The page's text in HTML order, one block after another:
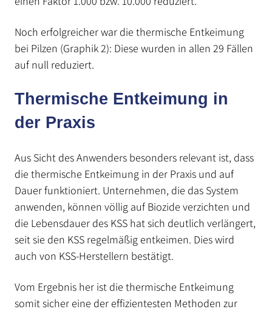
Noch erfolgreicher war die thermische Entkeimung
bei Pilzen (Graphik 2): Diese wurden in allen 29 Fällen
auf null reduziert.
Thermische Entkeimung in
der Praxis
Aus Sicht des Anwenders besonders relevant ist, dass
die thermische Entkeimung in der Praxis und auf
Dauer funktioniert. Unternehmen, die das System
anwenden, können völlig auf Biozide verzichten und
die Lebensdauer des KSS hat sich deutlich verlängert,
seit sie den KSS regelmäßig entkeimen. Dies wird
auch von KSS-Herstellern bestätigt.
Vom Ergebnis her ist die thermische Entkeimung
somit sicher eine der effizientesten Methoden zur